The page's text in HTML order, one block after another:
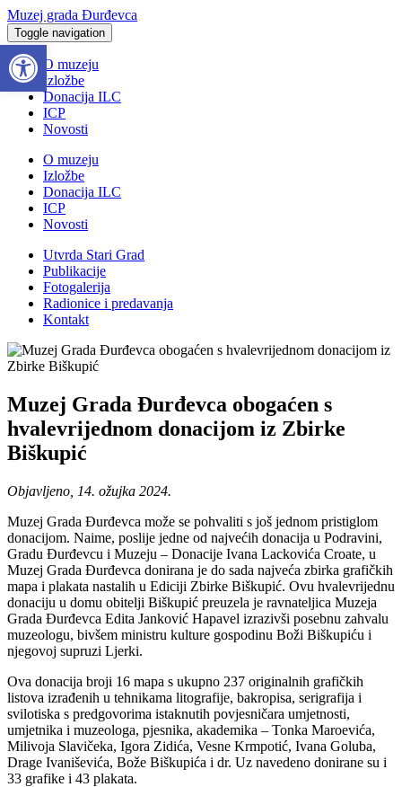
Muzej grada Đurđevca
Toggle navigation
O muzeju
Izložbe
Donacija ILC
ICP
Novosti
O muzeju
Izložbe
Donacija ILC
ICP
Novosti
Utvrda Stari Grad
Publikacije
Fotogalerija
Radionice i predavanja
Kontakt
Muzej Grada Đurđevca obogaćen s
hvalevrijednom donacijom iz Zbirke
Biškupić
Objavljeno, 14. ožujka 2024.
Muzej Grada Đurđevca može se pohvaliti s još jednom pristiglom
donacijom. Naime, poslije jedne od najvećih donacija u Podravini,
Gradu Đurđevcu i Muzeju – Donacije Ivana Lackovića Croate, u
Muzej Grada Đurđevca donirana je do sada najveća zbirka grafičkih
mapa i plakata nastalih u Ediciji Zbirke Biškupić. Ovu hvalevrijednu
donaciju u domu obitelji Biškupić preuzela je ravnateljica Muzeja
Grada Đurđevca Edita Janković Hapavel izrazivši posebnu zahvalu
muzeologu, bivšem ministru kulture gospodinu Boži Biškupiću i
njegovoj supruzi Ljerki.
Ova donacija broji 16 mapa s ukupno 237 originalnih grafičkih
listova izrađenih u tehnikama litografije, bakropisa, serigrafija i
svilotiska s predgovorima istaknutih povjesničara umjetnosti,
umjetnika i muzeologa, pjesnika, akademika – Tonka Maroevića,
Milivoja Slavičeka, Igora Zidića, Vesne Krmpotić, Ivana Goluba,
Drage Ivaniševića, Bože Biškupića i dr. Uz navedeno donirane su i
33 grafike i 43 plakata.
Open toolbar